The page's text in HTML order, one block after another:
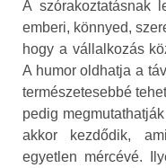
A szórakoztatásnak
emberi, könnyed,
hogy a vállalkozás
A humor oldhatja a
természetesebbé
pedig
akkor kezdődik,
egyetlen mércévé.